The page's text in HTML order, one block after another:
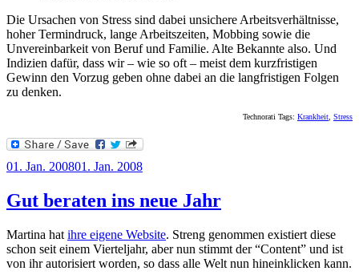
Die Ursachen von Stress sind dabei unsichere Arbeitsverhältnisse,
hoher Termindruck, lange Arbeitszeiten, Mobbing sowie die
Unvereinbarkeit von Beruf und Familie. Alte Bekannte also. Und
Indizien dafür, dass wir – wie so oft – meist dem kurzfristigen
Gewinn den Vorzug geben ohne dabei an die langfristigen Folgen
zu denken.
Technorati Tags: Krankheit Stress
Veröffentlicht
01. Jan. 200801. Jan. 2008
Gut beraten ins neue Jahr
Martina hat ihre eigene Website. Streng genommen existiert diese
schon seit einem Vierteljahr, aber nun stimmt der “Content” und ist
von ihr autorisiert worden, so dass alle Welt nun hineinklicken kann.